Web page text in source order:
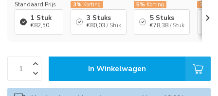
Standaard Prijs
1 Stuk
€82,50
3% Korting
3 Stuks
€80,03 / Stuk
5% Korting
5 Stuks
€78,38/ Stuk
7%
In Winkelwagen